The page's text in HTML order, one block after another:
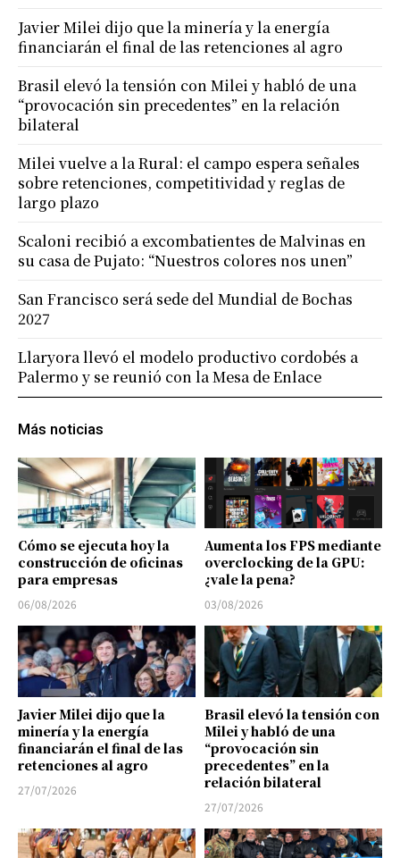
Más noticias
Cómo se ejecuta hoy la
construcción de oficinas
para empresas
06/08/2026
Aumenta los FPS mediante
overclocking de la GPU:
¿vale la pena?
03/08/2026
Javier Milei dijo que la
minería y la energía
financiarán el final de las
retenciones al agro
27/07/2026
Brasil elevó la tensión con
Milei y habló de una
“provocación sin
precedentes” en la
relación bilateral
27/07/2026
Javier Milei dijo que la minería y la energía
financiarán el final de las retenciones al agro
Brasil elevó la tensión con Milei y habló de una
“provocación sin precedentes” en la relación
bilateral
Milei vuelve a la Rural: el campo espera señales
sobre retenciones, competitividad y reglas de
largo plazo
Scaloni recibió a excombatientes de Malvinas en
su casa de Pujato: “Nuestros colores nos unen”
San Francisco será sede del Mundial de Bochas
2027
Llaryora llevó el modelo productivo cordobés a
Palermo y se reunió con la Mesa de Enlace